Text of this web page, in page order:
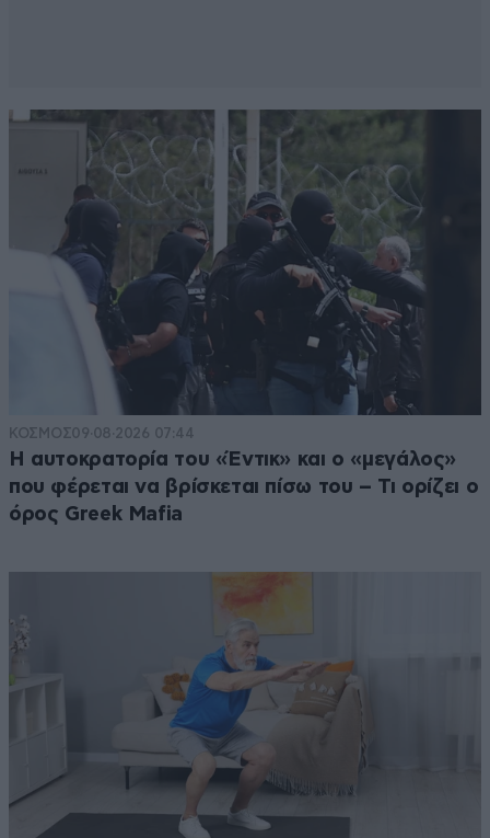
ΚΟΣΜΟΣ09·08·2026 07:44
Η αυτοκρατορία του «Έντικ» και ο «μεγάλος»
που φέρεται να βρίσκεται πίσω του – Τι ορίζει ο
όρος Greek Mafia